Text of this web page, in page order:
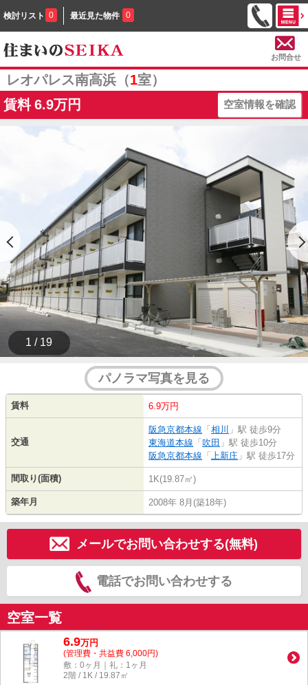
検討リスト 0 最近見た物件 0
お問合せ
レオパレス南高浜（1室）
賃料 6.9万円 空室情報を確認
1 / 19
パノラマ写真を見る
賃料 6.9万円
交通
阪急京都本線 「 相川 」駅 徒歩9分
東海道本線 「 吹田 」駅 徒歩10分
阪急京都本線 「 上新庄 」駅 徒歩17分
間取り(面積) 1K(19.87㎡)
築年月 2008年 8月(築18年)
メールでお問い合わせする(無料)
電話でお問い合わせする
空室一覧
6.9万円
(管理費・共益費 6,000円)
敷：0ヶ月｜礼：1ヶ月
2階 / 1K / 19.87㎡